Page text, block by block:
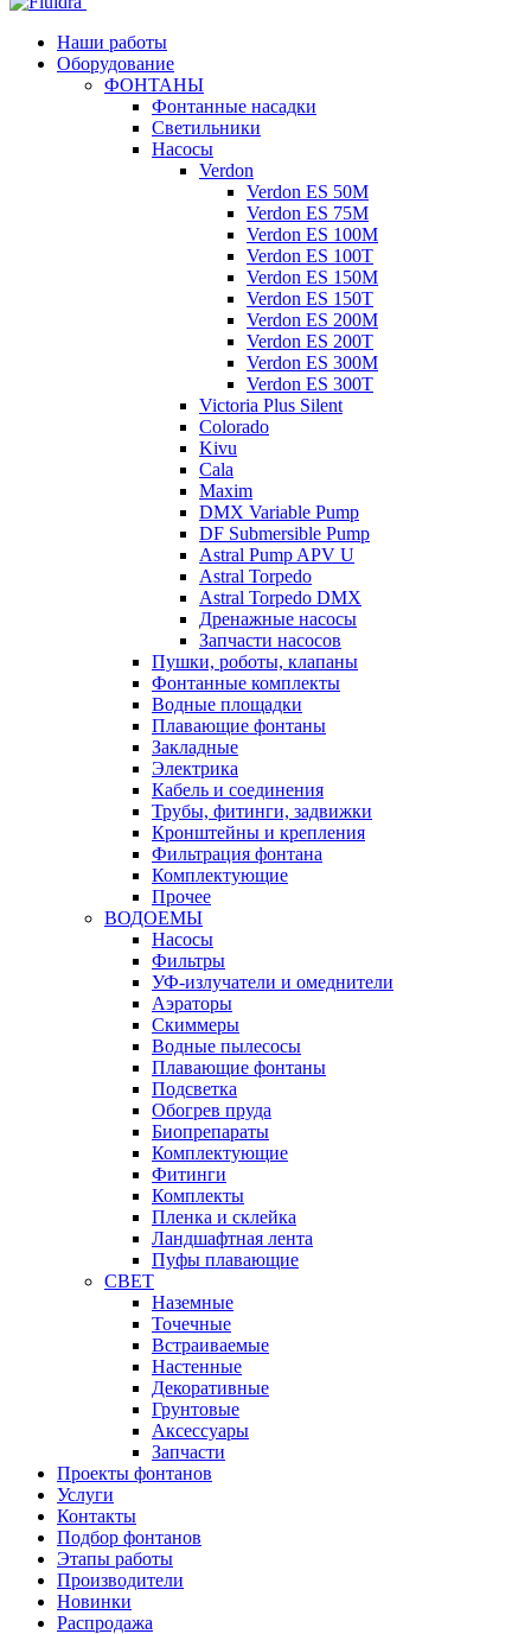
Наши работы
Оборудование
ФОНТАНЫ
Фонтанные насадки
Cветильники
Насосы
Verdon
Verdon ES 50M
Verdon ES 75M
Verdon ES 100M
Verdon ES 100T
Verdon ES 150M
Verdon ES 150T
Verdon ES 200M
Verdon ES 200T
Verdon ES 300M
Verdon ES 300T
Victoria Plus Silent
Colorado
Kivu
Cala
Maxim
DMX Variable Pump
DF Submersible Pump
Astral Pump APV U
Astral Torpedo
Astral Torpedo DMX
Дренажные насосы
Запчасти насосов
Пушки, роботы, клапаны
Фонтанные комплекты
Водные площадки
Плавающие фонтаны
Закладные
Электрика
Кабель и соединения
Трубы, фитинги, задвижки
Кронштейны и крепления
Фильтрация фонтана
Комплектующие
Прочее
ВОДОЕМЫ
Насосы
Фильтры
УФ-излучатели и омеднители
Аэраторы
Cкиммеры
Водные пылесосы
Плавающие фонтаны
Подсветка
Обогрев пруда
Биопрепараты
Комплектующие
Фитинги
Комплекты
Пленка и склейка
Ландшафтная лента
Пуфы плавающие
СВЕТ
Наземные
Точечные
Встраиваемые
Настенные
Декоративные
Грунтовые
Аксессуары
Запчасти
Проекты фонтанов
Услуги
Контакты
Подбор фонтанов
Этапы работы
Производители
Новинки
Распродажа